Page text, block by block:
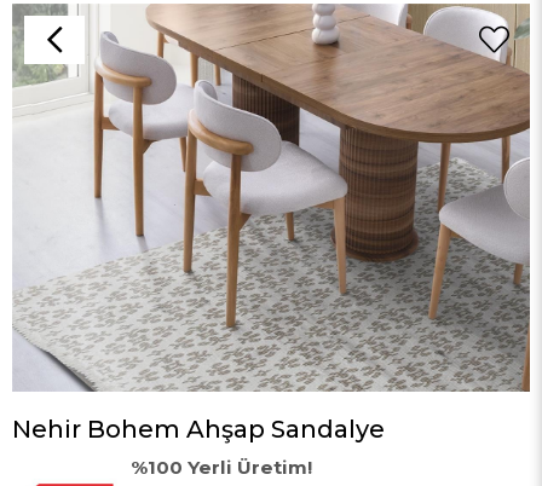
Nehir Bohem Ahşap Sandalye
%100 Yerli Üretim!